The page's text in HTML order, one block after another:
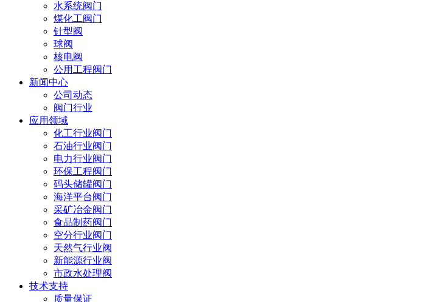
水系统阀门
煤化工阀门
针型阀
球阀
核电阀
公用工程阀门
新闻中心
公司动态
阀门行业
应用领域
化工行业阀门
石油行业阀门
电力行业阀门
环保工程阀门
码头储罐阀门
海洋平台阀门
采矿冶金阀门
食品制药阀门
空分行业阀门
天然气行业阀
新能源行业阀
市政水处理阀
技术支持
质量保证